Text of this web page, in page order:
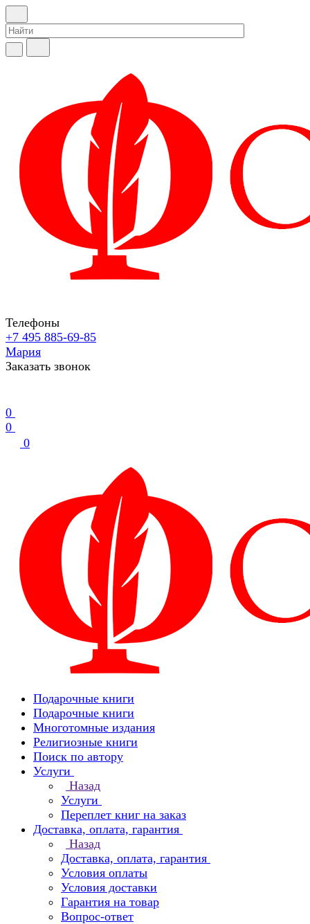
Телефоны
+7 495 885-69-85
Мария
Заказать звонок
0
0
0
Подарочные книги
Подарочные книги
Многотомные издания
Религиозные книги
Поиск по автору
Услуги
Назад
Услуги
Переплет книг на заказ
Доставка, оплата, гарантия
Назад
Доставка, оплата, гарантия
Условия оплаты
Условия доставки
Гарантия на товар
Вопрос-ответ